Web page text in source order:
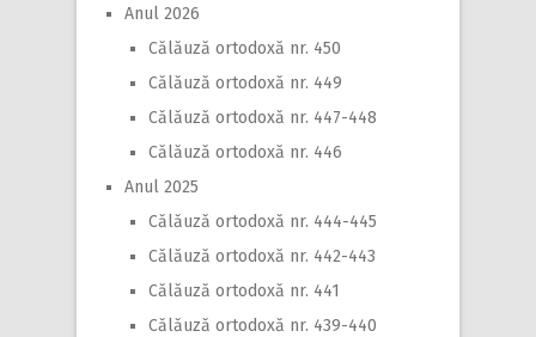
Anul 2026
Călăuză ortodoxă nr. 450
Călăuză ortodoxă nr. 449
Călăuză ortodoxă nr. 447-448
Călăuză ortodoxă nr. 446
Anul 2025
Călăuză ortodoxă nr. 444-445
Călăuză ortodoxă nr. 442-443
Călăuză ortodoxă nr. 441
Călăuză ortodoxă nr. 439-440